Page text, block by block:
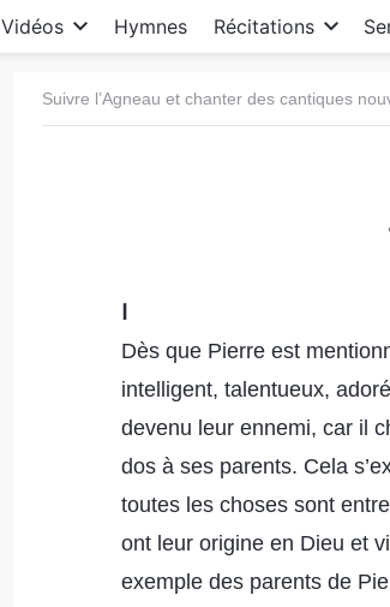
Vidéos Hymnes Récitations
Suivre l’Agneau et chanter des cantiques
Dès que Pierre est
intelligent, talentueux,
devenu leur ennemi, car il
dos à ses parents. Cela
toutes les choses sont
ont leur origine en Dieu et
exemple des parents de